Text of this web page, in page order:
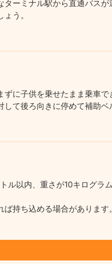
ーミナル駅から直通バスが
う。
に子供を乗せたまま乗車で
て後ろ向きに停めて補助
ル以内、重さが10キログラ
持ち込める場合があります。